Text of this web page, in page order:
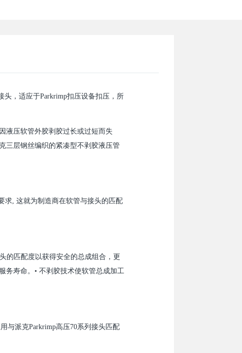
头，适应于Parkrimp扣压设备扣压，所
液压软管外胶剥胶过长或过短而失
三层钢丝编织的紧凑型不剥胶液压管
求, 这就为制造商在软管与接头的匹配
的匹配度以获得安全的总成组合，更
务寿命。• 不剥胶技术使软管总成加工
与派克Parkrimp高压70系列接头匹配